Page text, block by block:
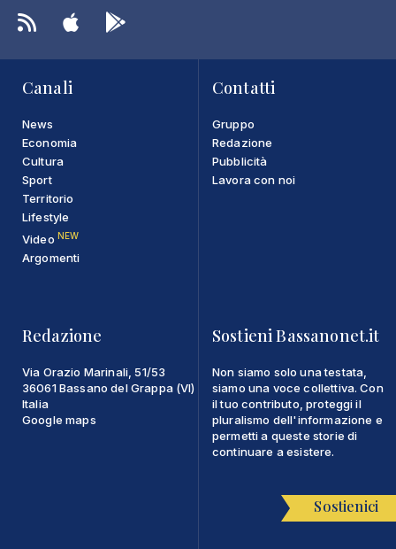
Canali
News
Economia
Cultura
Sport
Territorio
Lifestyle
Video NEW
Argomenti
Contatti
Gruppo
Redazione
Pubblicità
Lavora con noi
Redazione
Via Orazio Marinali, 51/53
36061 Bassano del Grappa (VI)
Italia
Google maps
Sostieni Bassanonet.it
Non siamo solo una testata,
siamo una voce collettiva. Con
il tuo contributo, proteggi il
pluralismo dell'informazione e
permetti a queste storie di
continuare a esistere.
Sostienici